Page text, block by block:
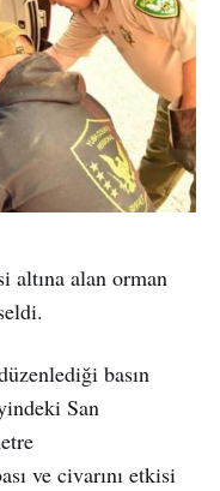
altına alan orman
basın
San
ve civarını etkisi